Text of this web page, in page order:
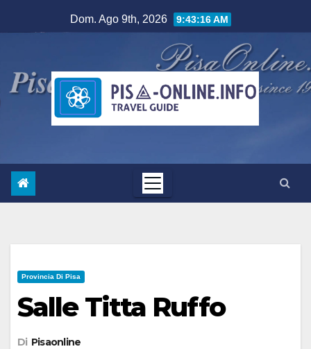
al
Dom. Ago 9th, 2026 9:43:17 AM
Provincia Di Pisa
Salle Titta Ruffo
Di Pisaonline